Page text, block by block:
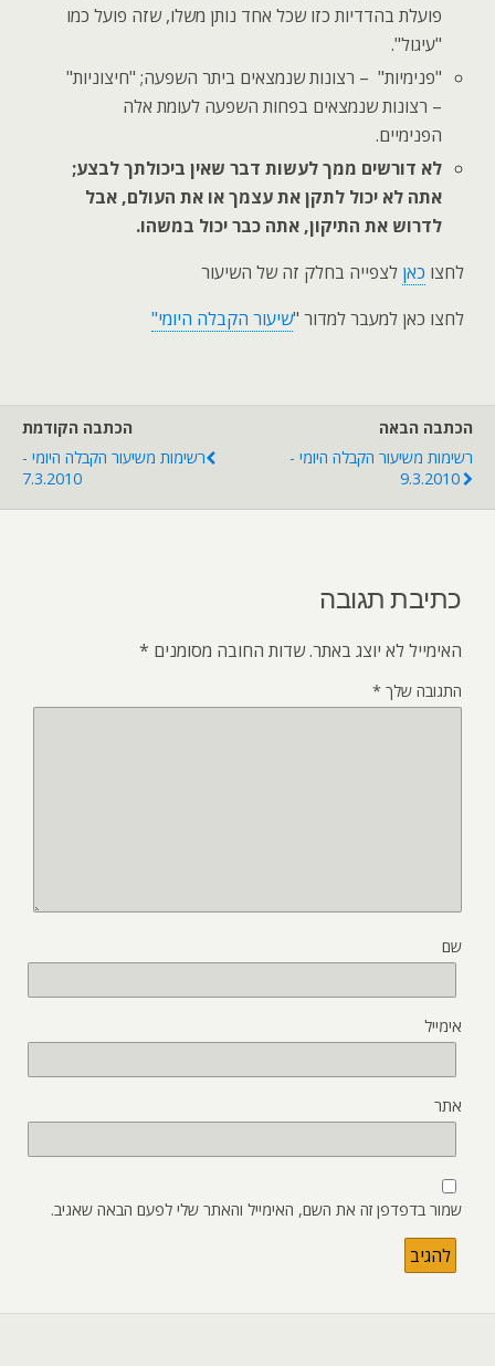
פועלת בהדדיות כזו שכל אחד נותן משלו, שזה פועל כמו
"עיגול".
"פנימיות" – רצונות שנמצאים ביתר השפעה; "חיצוניות"
– רצונות שנמצאים בפחות השפעה לעומת אלה
הפנימיים.
לא דורשים ממך לעשות דבר שאין ביכולתך לבצע;
אתה לא יכול לתקן את עצמך או את העולם, אבל
לדרוש את התיקון, אתה כבר יכול במשהו.
לחצו כאן לצפייה בחלק זה של השיעור
לחצו כאן למעבר למדור "שיעור הקבלה היומי"
הכתבה הקודמת
רשימות משיעור הקבלה היומי -
7.3.2010
הכתבה הבאה
רשימות משיעור הקבלה היומי -
9.3.2010
כתיבת תגובה
האימייל לא יוצג באתר.שדות החובה מסומנים *
התגובה שלך *
שם
אימייל
אתר
שמור בדפדפן זה את השם, האימייל והאתר שלי לפעם הבאה שאגיב.